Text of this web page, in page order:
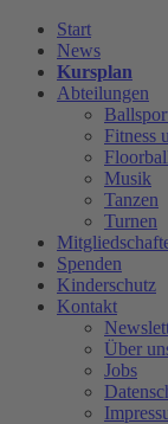
Start
News
Kursplan
Abteilungen
Fitness
Musik
Tanzen
Turnen
Spenden
Kinderschutz
Kontakt
Über
Jobs